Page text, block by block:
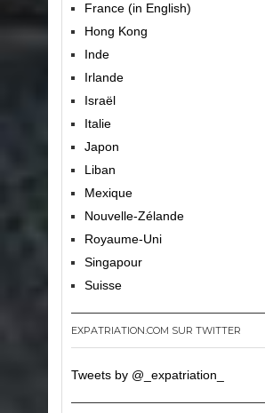
France (in English)
Hong Kong
Inde
Irlande
Israël
Italie
Japon
Liban
Mexique
Nouvelle-Zélande
Royaume-Uni
Singapour
Suisse
EXPATRIATION.COM SUR TWITTER
Tweets by @_expatriation_